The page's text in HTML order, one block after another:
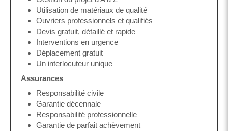
Utilisation de matériaux de qualité
Ouvriers professionnels et qualifiés
Devis gratuit, détaillé et rapide
Interventions en urgence
Déplacement gratuit
Un interlocuteur unique
Assurances
Responsabilité civile
Garantie décennale
Responsabilité professionnelle
Garantie de parfait achèvement